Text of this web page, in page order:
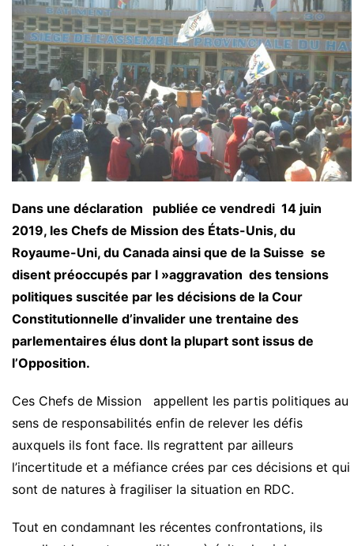
Dans une déclaration publiée ce vendredi 14 juin
2019, les Chefs de Mission des États-Unis, du
Royaume-Uni, du Canada ainsi que de la Suisse se
disent préoccupés par l »aggravation des tensions
politiques suscitée par les décisions de la Cour
Constitutionnelle d’invalider une trentaine des
parlementaires élus dont la plupart sont issus de
l’Opposition.
Ces Chefs de Mission appellent les partis politiques au
sens de responsabilités enfin de relever les défis
auxquels ils font face. Ils regrattent par ailleurs
l’incertitude et a méfiance crées par ces décisions et qui
sont de natures à fragiliser la situation en RDC.
Tout en condamnant les récentes confrontations, ils